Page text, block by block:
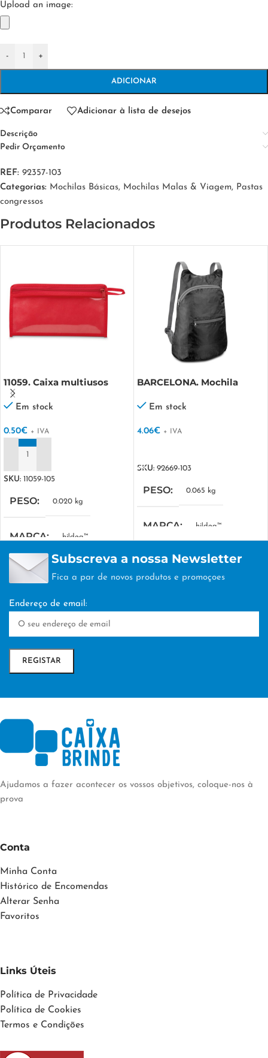
Upload an image:
- +
ADICIONAR
Comparar Adicionar à lista de desejos
Descrição
Pedir Orçamento
REF: 92357-103
Categorias: Mochilas Básicas, Mochilas Malas & Viagem, Pastas
congressos
Produtos Relacionados
11059. Caixa multiusos
Em stock
0.50€ + IVA
SKU: 11059-105
PESO 0.020 kg
MARCA hi!dea™
MEDIDA COMBINADA
217 x 118 mm
EMBALAGEM nan
TÉCNICA DE
BARCELONA. Mochila
Em stock
4.06€ + IVA
SKU: 92669-103
PESO 0.065 kg
MARCA hi!dea™
MEDIDA COMBINADA
EMBALAGEM nan
Subscreva a nossa Newsletter
Fica a par de novos produtos e promoçoes
Endereço de email:
Ajudamos a fazer acontecer os vossos objetivos, coloque-nos à
prova
Conta
Minha Conta
Histórico de Encomendas
Alterar Senha
Favoritos
Links Úteis
Política de Privacidade
Política de Cookies
Termos e Condições